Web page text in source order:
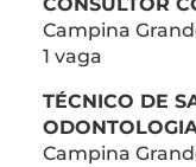
CONSULTOR
Campina
1 vaga
TÉCNICO DE
Campina